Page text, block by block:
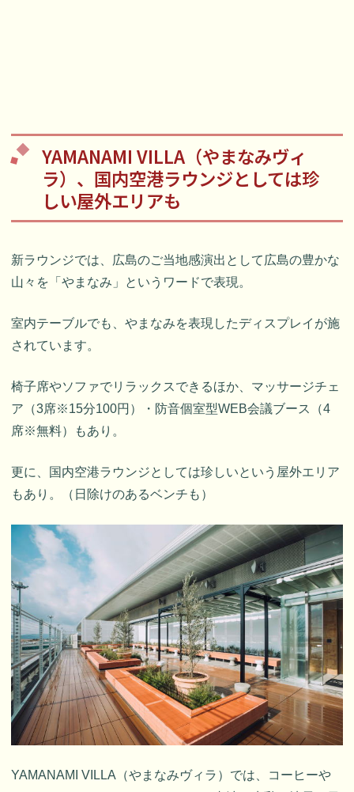
YAMANAMI VILLA（やまなみヴィ
ラ）、国内空港ラウンジとしては珍
しい屋外エリアも
新ラウンジでは、広島のご当地感演出として広島の豊かな
山々を「やまなみ」というワードで表現。
室内テーブルでも、やまなみを表現したディスプレイが施
されています。
椅子席やソファでリラックスできるほか、マッサージチェ
ア（3席※15分100円）・防音個室型WEB会議ブース（4
席※無料）もあり。
更に、国内空港ラウンジとしては珍しいという屋外エリア
もあり。（日除けのあるベンチも）
YAMANAMI VILLA（やまなみヴィラ）では、コーヒーや